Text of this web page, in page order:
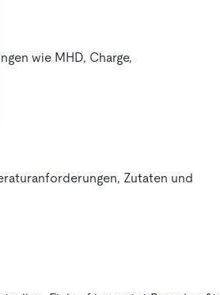
wie MHD, Charge,
Zutaten und